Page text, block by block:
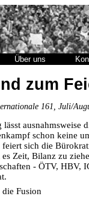
Über uns
zum
161, Juli/
ausnahmsweise
schon keine
sich die
Zeit, Bilanz zu
- ÖTV, HBV,
Fusion